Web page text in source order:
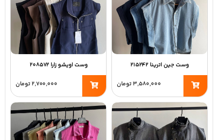
وست جین اترینا ۲۱۵۲۴۲
۳,۵۸۰,۰۰۰تومان
وست اویشو زارا ۲۰۸۵۷۲
۲,۷۰۰,۰۰۰تومان